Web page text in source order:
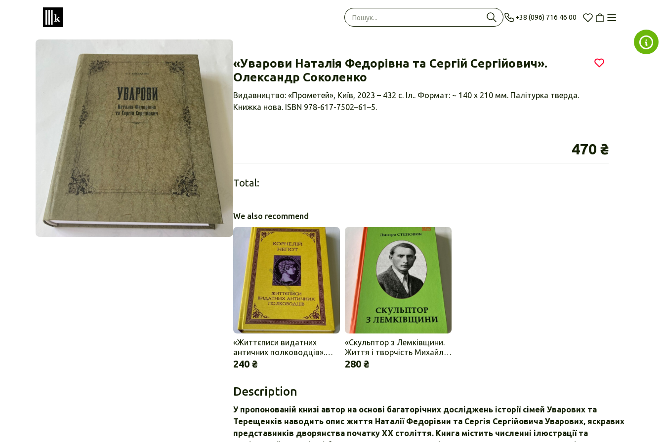
+38 (096) 716 46 00
«Уварови Наталія Федорівна та Сергій Сергійович».
Олександр Соколенко
Видавництво: «Прометей», Київ, 2023 – 432 с. Іл.. Формат: ~ 140 x 210 мм. Палітурка тверда.
Книжка нова. ISBN 978-617-7502–61–5.
470 ₴
Total:
We also recommend
«Життєписи видатних
античних полководців».
Корнелій Непот.
240 ₴
«Скульптор з Лемківщини.
Життя і творчість Михайла
Черешньовського». Дмитро
280 ₴
Description
У пропонованій книзі автор на основі багаторічних досліджень історії сімей Уварових та
Терещенків наводить опис життя Наталії Федорівни та Сергія Сергійовича Уварових, яскравих
представників дворянства початку ХХ століття. Книга містить численні ілюстрації та